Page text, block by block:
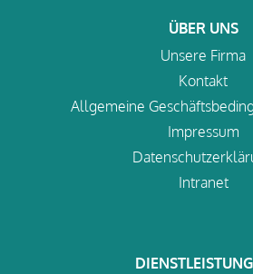
ÜBER UNS
Unsere Firma
Kontakt
Allgemeine
Impressum
Intranet